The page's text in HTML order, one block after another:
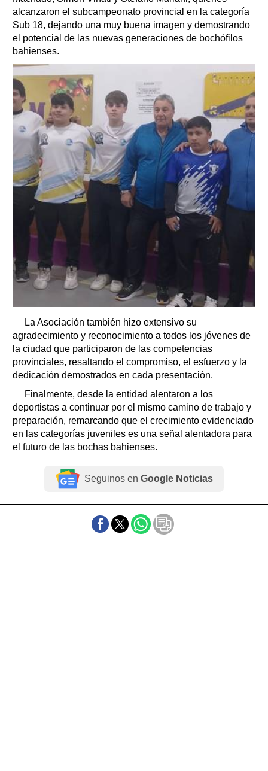
alcanzaron el subcampeonato provincial en la categoría
Sub 18, dejando una muy buena imagen y demostrando
el potencial de las nuevas generaciones de bochófilos
bahienses.
La Asociación también hizo extensivo su
agradecimiento y reconocimiento a todos los jóvenes de
la ciudad que participaron de las competencias
provinciales, resaltando el compromiso, el esfuerzo y la
dedicación demostrados en cada presentación.
Finalmente, desde la entidad alentaron a los
deportistas a continuar por el mismo camino de trabajo y
preparación, remarcando que el crecimiento evidenciado
en las categorías juveniles es una señal alentadora para
el futuro de las bochas bahienses.
Seguinos en Google Noticias